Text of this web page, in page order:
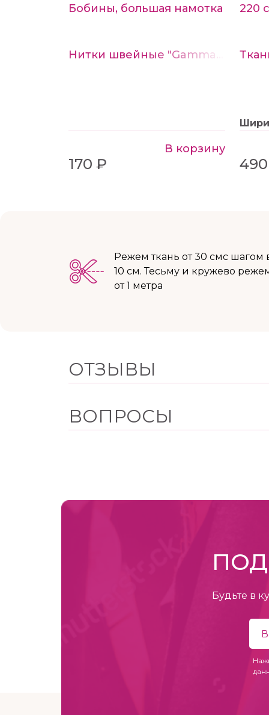
Бобины, большая намотка
170 ₽
В корзину
220
Режем ткань от 30 смс шагом
10 см. Тесьму и кружево
от 1 метра
ОТЗЫВЫ
ВОПРОСЫ
Будьте в